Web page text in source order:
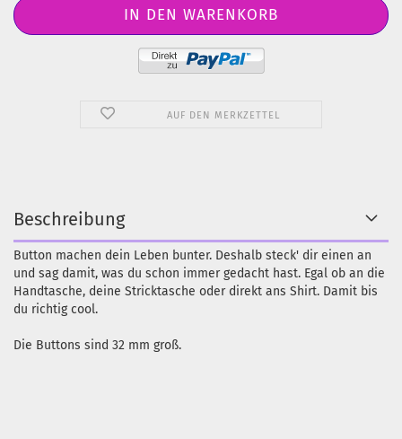
AUF DEN MERKZETTEL
Beschreibung
Button machen dein Leben bunter. Deshalb steck' dir einen an
und sag damit, was du schon immer gedacht hast. Egal ob an die
Handtasche, deine Stricktasche oder direkt ans Shirt. Damit bis
du richtig cool.
Die Buttons sind 32 mm groß.